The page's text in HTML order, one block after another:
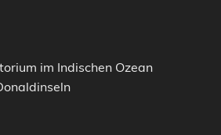
im Indischen Ozean